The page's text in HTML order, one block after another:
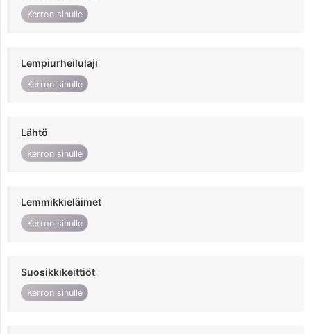
Kerron sinulle
Lempiurheilulaji
Kerron sinulle
Lähtö
Kerron sinulle
Lemmikkieläimet
Kerron sinulle
Suosikkikeittiöt
Kerron sinulle